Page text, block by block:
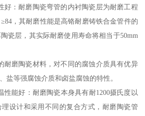
好：耐磨陶瓷弯管的内衬陶瓷层为耐磨工程
，其耐磨性能是高铬耐磨铸铁合金管件的
瓷层，其实际耐磨使用寿命将相当于50mm
耐磨陶瓷材料，对不同的腐蚀介质具有优异
盐等强腐蚀介质和卤盐腐蚀的特性。
性能好：耐磨陶瓷本身具有耐1200摄氏度以
理设计和采用不同的复合方式，耐磨陶瓷管